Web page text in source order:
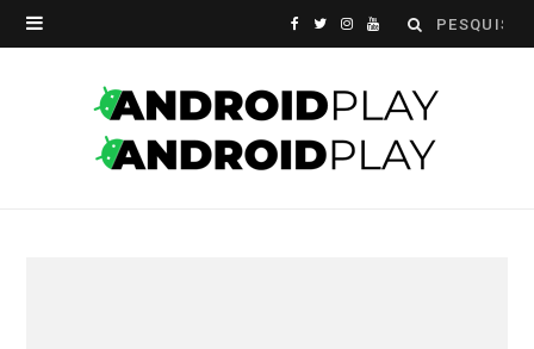
Search
F
c
T
i
t
I Y
u
T